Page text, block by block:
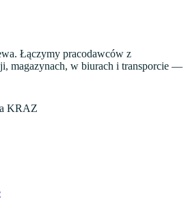
Łączymy pracodawców z
magazynach, w biurach i transporcie —
KRAZ